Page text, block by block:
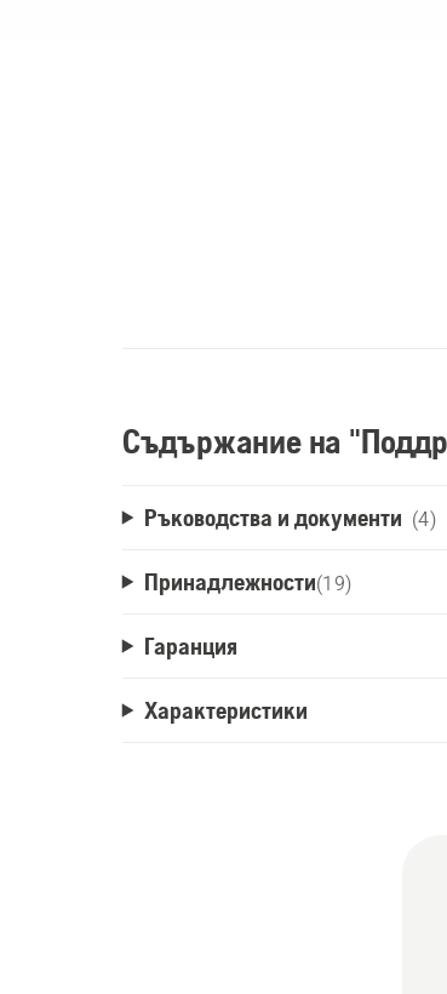
Съдържание на
Ръководства и документи (4)
Принадлежности(19)
Гаранция
Характеристики